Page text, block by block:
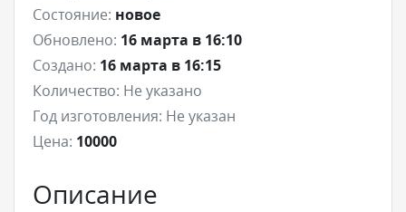
Состояние: новое
Обновлено: 16 марта в 16:10
Создано: 16 марта в 16:15
Количество: Не указано
Год изготовления: Не указан
Цена: 10000
Описание